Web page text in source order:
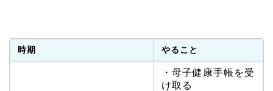
時期 やること
・母子健康手帳を受
け取る